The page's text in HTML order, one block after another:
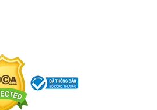
Thống Nhất, Thành phố Nam Định,